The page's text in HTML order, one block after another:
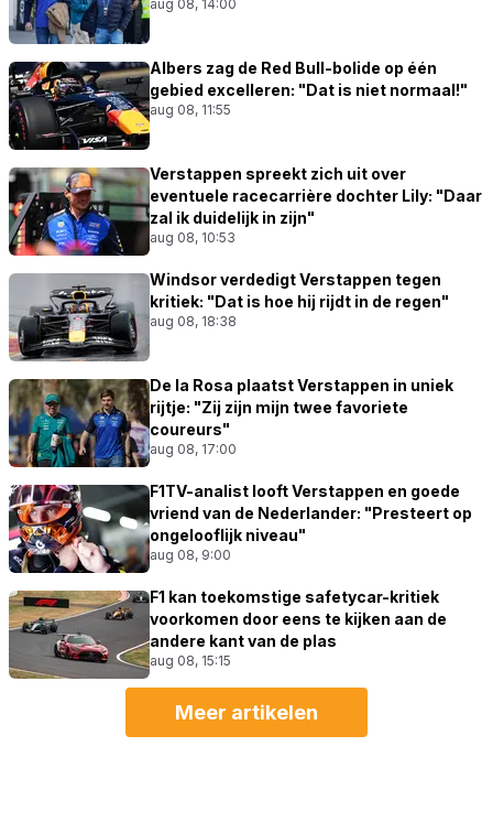
aug 08, 14:00
Albers zag de Red Bull-bolide op één
gebied excelleren: "Dat is niet normaal!"
aug 08, 11:55
Verstappen spreekt zich uit over
eventuele racecarrière dochter Lily: "Daar
zal ik duidelijk in zijn"
aug 08, 10:53
Windsor verdedigt Verstappen tegen
kritiek: "Dat is hoe hij rijdt in de regen"
aug 08, 18:38
De la Rosa plaatst Verstappen in uniek
rijtje: "Zij zijn mijn twee favoriete
coureurs"
aug 08, 17:00
F1TV-analist looft Verstappen en goede
vriend van de Nederlander: "Presteert op
ongelooflijk niveau"
aug 08, 9:00
F1 kan toekomstige safetycar-kritiek
voorkomen door eens te kijken aan de
andere kant van de plas
aug 08, 15:15
Meer artikelen